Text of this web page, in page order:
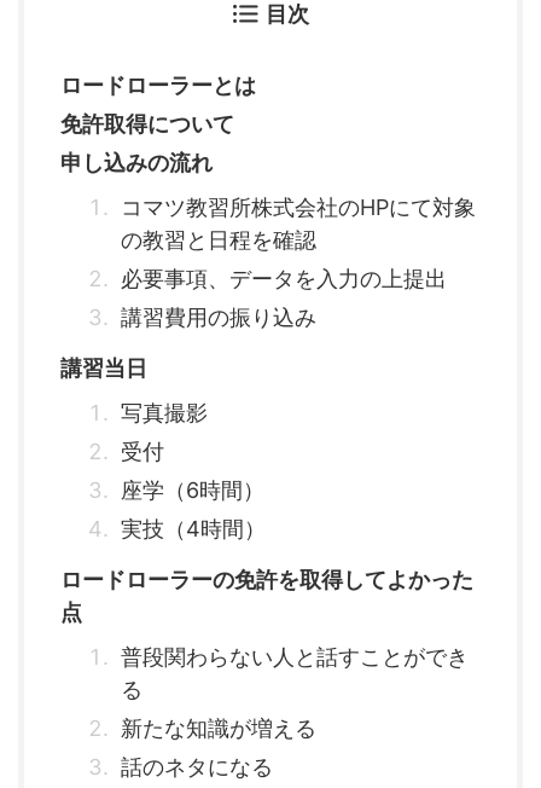
目次
ロードローラーとは
免許取得について
申し込みの流れ
コマツ教習所株式会社のHPにて対象
の教習と日程を確認
必要事項、データを入力の上提出
講習費用の振り込み
講習当日
写真撮影
受付
座学（6時間）
実技（4時間）
ロードローラーの免許を取得してよかった
点
普段関わらない人と話すことができ
る
新たな知識が増える
話のネタになる